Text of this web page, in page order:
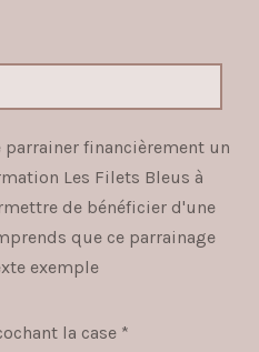
financièrement un
Les Filets Bleus à
de bénéficier d'une
que ce parrainage
exemple
la case *